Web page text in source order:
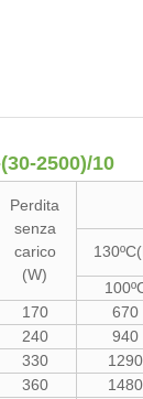
2500)/10
Perdita
senza
carico
(W)
170 670
240 940
330 1290
360 1480